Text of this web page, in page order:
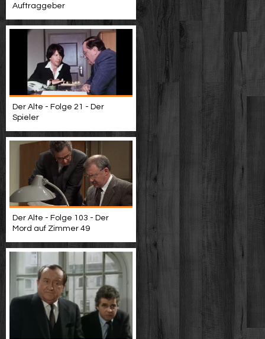
Auftraggeber
Der Alte - Folge 21 - Der
Spieler
Der Alte - Folge 103 - Der
Mord auf Zimmer 49